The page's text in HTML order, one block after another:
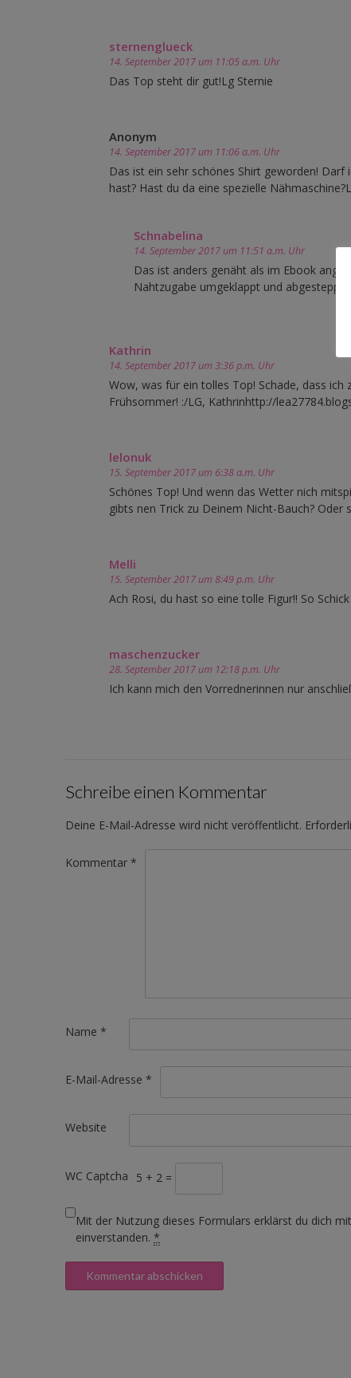
sternenglueck
14. September 2017 um 11:05 a.m. Uhr
Das Top steht dir gut!Lg Sternie
Anonym
14. September 2017 um 11:06 a.m. Uhr
Das ist ein sehr schönes Shirt geworden!
hast? Hast du da eine spezielle
Schnabelina
14. September 2017 um 11:51 a.m. Uhr
Das ist anders genäht als im Ebook
Nahtzugabe umgeklappt und
Kathrin
14. September 2017 um 3:36 p.m. Uhr
Wow, was für ein tolles Top! Schade, dass
Frühsommer! :/LG, Kathrinhttp://
lelonuk
15. September 2017 um 6:38 a.m. Uhr
Schönes Top! Und wenn das Wetter nich
gibts nen Trick zu Deinem Nicht-Bauch? Oder
Melli
15. September 2017 um 8:49 p.m. Uhr
Ach Rosi, du hast so eine tolle Figur!! So
maschenzucker
28. September 2017 um 12:18 p.m. Uhr
Ich kann mich den Vorrednerinnen nur
Schreibe einen Kommentar
Deine E-Mail-Adresse wird nicht veröffentlicht.
Kommentar *
Name *
E-Mail-Adresse *
Website
WC Captcha 5 + 2 =
Mit der Nutzung dieses Formulars erklärst du dich
einverstanden. *